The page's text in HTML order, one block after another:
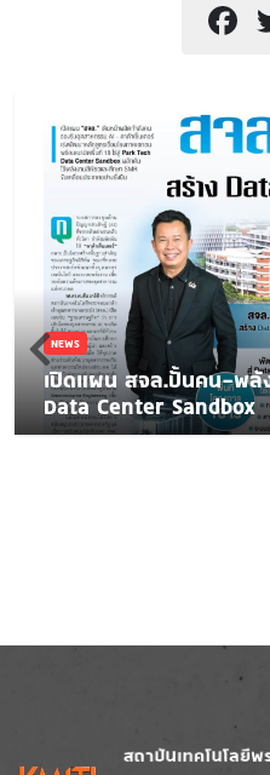
NEWS
เปิดแผน สจล.ปั้นคน-พลั
Data Center Sandbox
Image